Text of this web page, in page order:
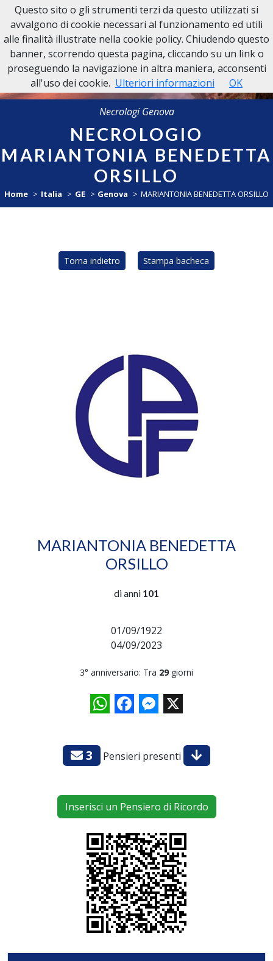
NECROLOGI GENOVA
Necrologi Genova
NECROLOGIO
MARIANTONIA BENEDETTA
ORSILLO
Home Italia GE Genova MARIANTONIA BENEDETTA ORSILLO
Torna indietro Stampa bacheca
MARIANTONIA BENEDETTA
ORSILLO
di anni 101
01/09/1922
04/09/2023
3° anniversario: Tra 29 giorni
WhatsAppFacebookMessenger
X
3 Pensieri presenti
Inserisci un Pensiero di Ricordo
Questo sito o gli strumenti terzi da questo utilizzati si
avvalgono di cookie necessari al funzionamento ed utili
alle finalità illustrate nella cookie policy. Chiudendo questo
banner, scorrendo questa pagina, cliccando su un link o
proseguendo la navigazione in altra maniera, acconsenti
all'uso dei cookie. Ulteriori informazioni OK